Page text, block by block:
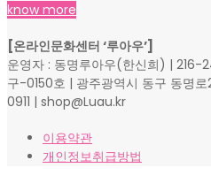
know more
[온라인문화센터 ‘루아우’]
운영자 : 동명루아우(한신희) |
구-0150호 | 광주광역시 동구 동명
0911 | shop@Luau.kr
이용약관
개인정보취급방법